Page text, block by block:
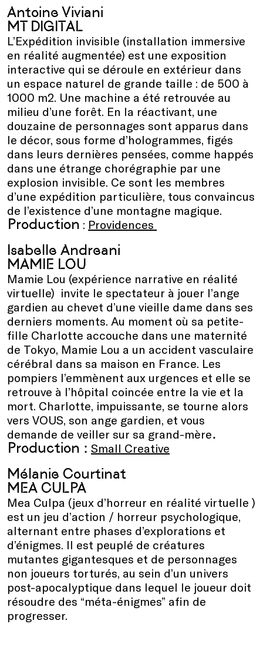
Antoine Viviani
MT DIGITAL
L’Expédition invisible (installation immersive
en réalité augmentée) est une exposition
interactive qui se déroule en extérieur dans
un espace naturel de grande taille : de 500 à
1000 m2. Une machine a été retrouvée au
milieu d’une forêt. En la réactivant, une
douzaine de personnages sont apparus dans
le décor, sous forme d’hologrammes, figés
dans leurs dernières pensées, comme happés
dans une étrange chorégraphie par une
explosion invisible. Ce sont les membres
d’une expédition particulière, tous convaincus
de l’existence d’une montagne magique.
Production : Providences
Isabelle Andreani
MAMIE LOU
Mamie Lou (expérience narrative en réalité
virtuelle) invite le spectateur à jouer l’ange
gardien au chevet d’une vieille dame dans ses
derniers moments. Au moment où sa petite-
fille Charlotte accouche dans une maternité
de Tokyo, Mamie Lou a un accident vasculaire
cérébral dans sa maison en France. Les
pompiers l’emmènent aux urgences et elle se
retrouve à l’hôpital coincée entre la vie et la
mort. Charlotte, impuissante, se tourne alors
vers VOUS, son ange gardien, et vous
demande de veiller sur sa grand-mère.
Production : Small Creative
Mélanie Courtinat
MEA CULPA
Mea Culpa (jeux d’horreur en réalité virtuelle )
est un jeu d’action / horreur psychologique,
alternant entre phases d’explorations et
d’énigmes. Il est peuplé de créatures
mutantes gigantesques et de personnages
non joueurs torturés, au sein d’un univers
post-apocalyptique dans lequel le joueur doit
résoudre des “méta-énigmes” afin de
progresser.